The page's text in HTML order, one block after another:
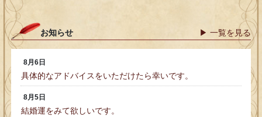
お知らせ ▶ 一覧を見る
8月6日
具体的なアドバイスをいただけたら幸いです。
8月5日
結婚運をみて欲しいです。